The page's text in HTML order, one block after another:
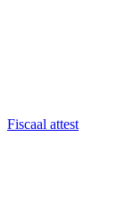
Fiscaal attest